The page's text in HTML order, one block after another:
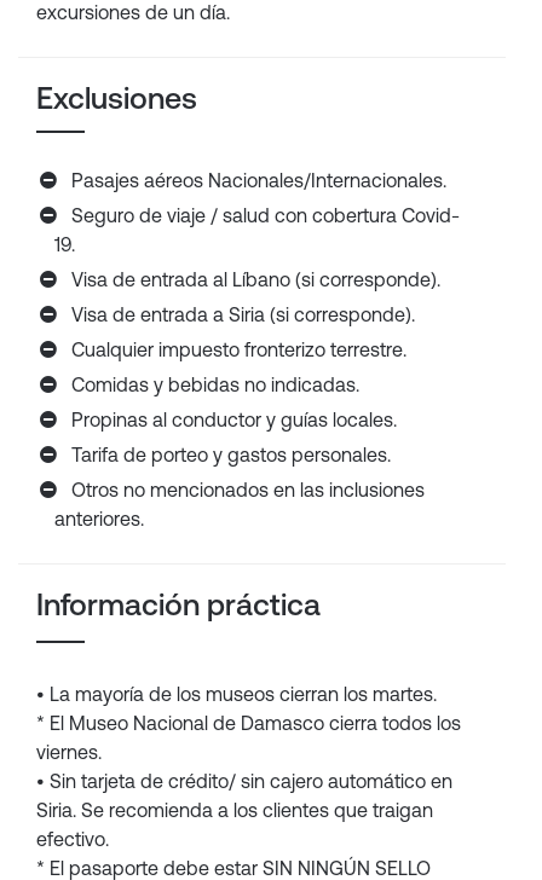
excursiones de un día.
Exclusiones
Pasajes aéreos Nacionales/Internacionales.
Seguro de viaje / salud con cobertura Covid-
19.
Visa de entrada al Líbano (si corresponde).
Visa de entrada a Siria (si corresponde).
Cualquier impuesto fronterizo terrestre.
Comidas y bebidas no indicadas.
Propinas al conductor y guías locales.
Tarifa de porteo y gastos personales.
Otros no mencionados en las inclusiones
anteriores.
Información práctica
• La mayoría de los museos cierran los martes.
* El Museo Nacional de Damasco cierra todos los
viernes.
• Sin tarjeta de crédito/ sin cajero automático en
Siria. Se recomienda a los clientes que traigan
efectivo.
* El pasaporte debe estar SIN NINGÚN SELLO